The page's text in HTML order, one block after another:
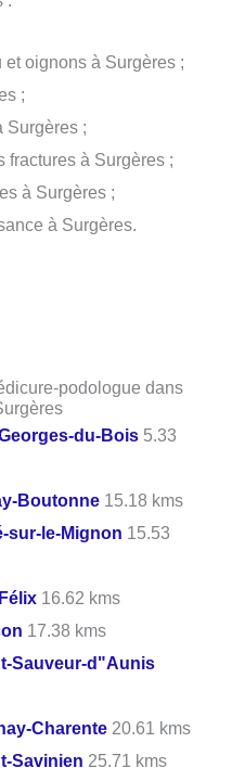
et oignons à Surgères ;
;
Surgères ;
fractures à Surgères ;
à Surgères ;
à Surgères.
podologue dans
du-Bois 5.33
Boutonne 15.18 kms
sur-le-Mignon 15.53
16.62 kms
17.38 kms
Sauveur-d"Aunis
Charente 20.61 kms
Savinien 25.71 kms